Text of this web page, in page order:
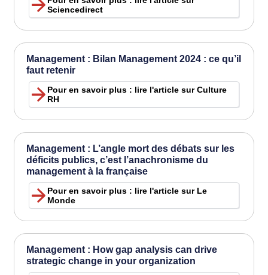
Sciencedirect
Management : Bilan Management 2024 : ce qu’il
faut retenir
Pour en savoir plus : lire l'article sur Culture
RH
Management : L’angle mort des débats sur les
déficits publics, c’est l’anachronisme du
management à la française
Pour en savoir plus : lire l'article sur Le
Monde
Management : How gap analysis can drive
strategic change in your organization